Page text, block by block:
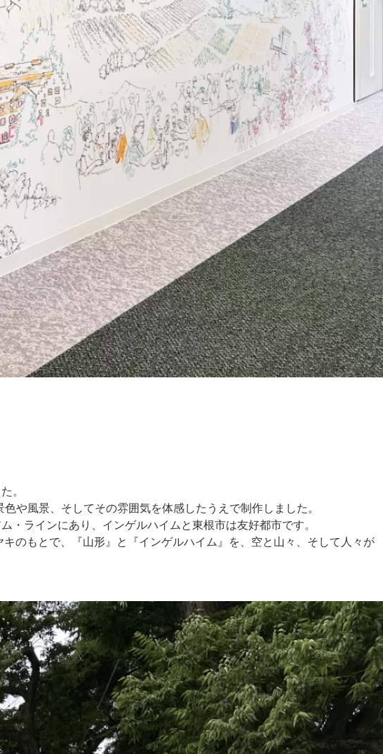
。
や風景、そしてその雰囲気を体感したうえで制作しました。
ラインにあり、インゲルハイムと東根市は友好都市です。
キのもとで、『山形』と『インゲルハイム』を、空と山々、そして人々が